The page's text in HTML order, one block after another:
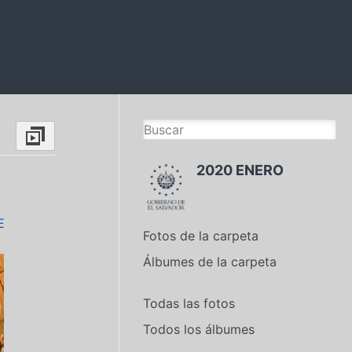
2020 ENERO
Fotos de la carpeta
Álbumes de la carpeta
Todas las fotos
Todos los álbumes